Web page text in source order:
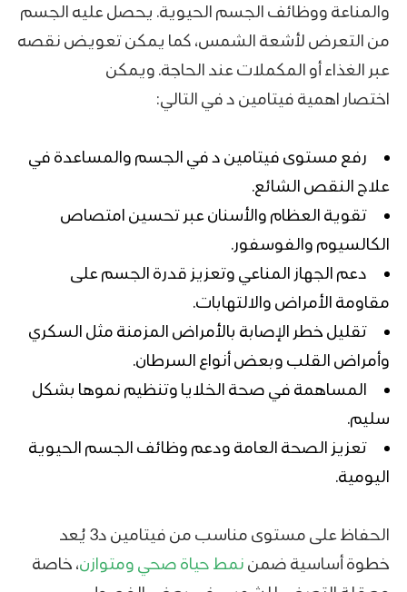
والمناعة ووظائف الجسم الحيوية. يحصل عليه الجسم
من التعرض لأشعة الشمس، كما يمكن تعويض نقصه
عبر الغذاء أو المكملات عند الحاجة. ويمكن
اختصار اهمية فيتامين د في التالي:
رفع مستوى فيتامين د في الجسم والمساعدة في
علاج النقص الشائع.
تقوية العظام والأسنان عبر تحسين امتصاص
الكالسيوم والفوسفور.
دعم الجهاز المناعي وتعزيز قدرة الجسم على
مقاومة الأمراض والالتهابات.
تقليل خطر الإصابة بالأمراض المزمنة مثل السكري
وأمراض القلب وبعض أنواع السرطان.
المساهمة في صحة الخلايا وتنظيم نموها بشكل
سليم.
تعزيز الصحة العامة ودعم وظائف الجسم الحيوية
اليومية.
الحفاظ على مستوى مناسب من فيتامين د3 يُعد
خطوة أساسية ضمن نمط حياة صحي ومتوازن، خاصة